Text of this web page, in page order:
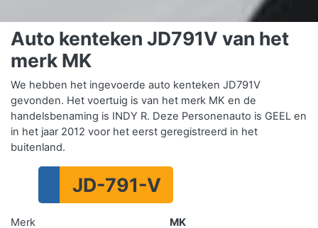
Auto kenteken JD791V van het
merk MK
We hebben het ingevoerde auto kenteken JD791V
gevonden. Het voertuig is van het merk MK en de
handelsbenaming is INDY R. Deze Personenauto is GEEL en
in het jaar 2012 voor het eerst geregistreerd in het
buitenland.
JD-791-V
Merk MK